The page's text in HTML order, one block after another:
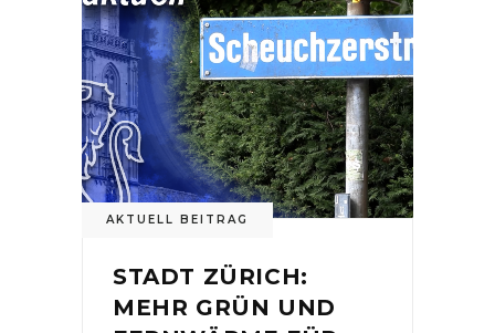
AKTUELL BEITRAG
STADT ZÜRICH:
MEHR GRÜN UND